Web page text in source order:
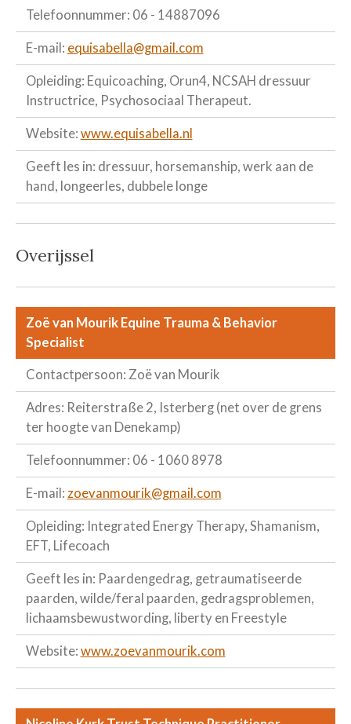
Telefoonnummer: 06 - 14887096
E-mail: equisabella@gmail.com
Opleiding: Equicoaching, Orun4, NCSAH dressuur
Instructrice, Psychosociaal Therapeut.
Website: www.equisabella.nl
Geeft les in: dressuur, horsemanship, werk aan de
hand, longeerles, dubbele longe
Overijssel
Zoë van Mourik Equine Trauma & Behavior
Specialist
Contactpersoon: Zoë van Mourik
Adres: Reiterstraße 2, Isterberg (net over de grens
ter hoogte van Denekamp)
Telefoonnummer: 06 - 1060 8978
E-mail: zoevanmourik@gmail.com
Opleiding: Integrated Energy Therapy, Shamanism,
EFT, Lifecoach
Geeft les in: Paardengedrag, getraumatiseerde
paarden, wilde/feral paarden, gedragsproblemen,
lichaamsbewustwording, liberty en Freestyle
Website: www.zoevanmourik.com